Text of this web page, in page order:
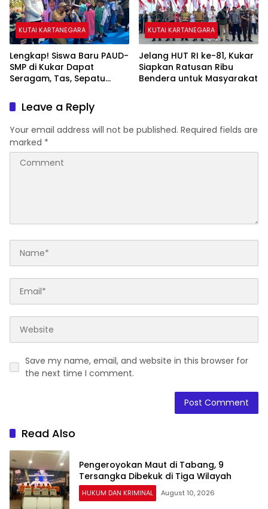
KUTAI KARTANEGARA
Lengkap! Siswa Baru PAUD-
SMP di Kukar Dapat
Seragam, Tas, Sepatu
KUTAI KARTANEGARA
Jelang HUT RI ke-81, Kukar
Siapkan Ratusan Ribu
Bendera untuk Masyarakat
Leave a Reply
Your email address will not be published. Required fields are
marked *
Save my name, email, and website in this browser for
the next time I comment.
Read Also
Pengeroyokan Maut di Tabang, 9
Tersangka Dibekuk di Tiga Wilayah
HUKUM DAN KRIMINAL August 10, 2026